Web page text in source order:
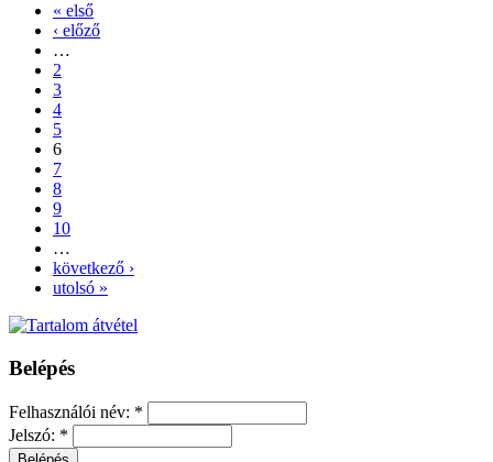
« első
‹ előző
…
2
3
4
5
6
7
8
9
10
…
következő ›
utolsó »
Belépés
Felhasználói név: *
Jelszó: *